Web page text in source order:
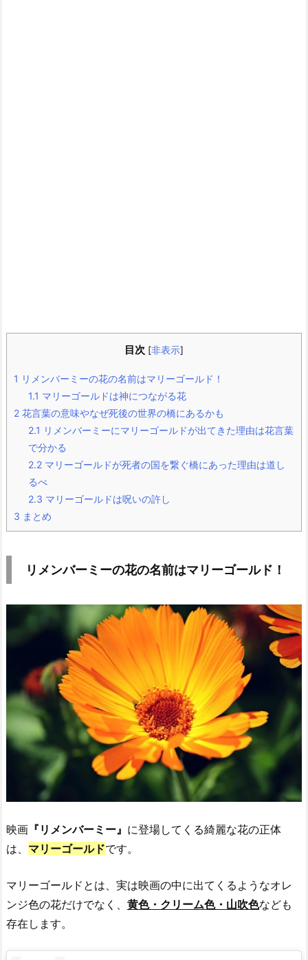
目次 [非表示]
1 リメンバーミーの花の名前はマリーゴールド！
1.1 マリーゴールドは神につながる花
2 花言葉の意味やなぜ死後の世界の橋にあるかも
2.1 リメンバーミーにマリーゴールドが出てきた理由は花言葉
で分かる
2.2 マリーゴールドが死者の国を繋ぐ橋にあった理由は道し
るべ
2.3 マリーゴールドは呪いの許し
3 まとめ
リメンバーミーの花の名前はマリーゴールド！
映画 『リメンバーミー』 に登場してくる綺麗な花の正体
は、 マリーゴールドです。
マリーゴールドとは、実は映画の中に出てくるようなオレ
ンジ色の花だけでなく、 黄色・クリーム色・山吹色なども
存在します。